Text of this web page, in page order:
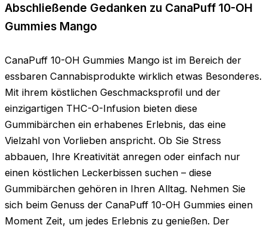
Abschließende Gedanken zu CanaPuff 10-OH
Gummies Mango
CanaPuff 10-OH Gummies Mango ist im Bereich der
essbaren Cannabisprodukte wirklich etwas Besonderes.
Mit ihrem köstlichen Geschmacksprofil und der
einzigartigen THC-O-Infusion bieten diese
Gummibärchen ein erhabenes Erlebnis, das eine
Vielzahl von Vorlieben anspricht. Ob Sie Stress
abbauen, Ihre Kreativität anregen oder einfach nur
einen köstlichen Leckerbissen suchen – diese
Gummibärchen gehören in Ihren Alltag. Nehmen Sie
sich beim Genuss der CanaPuff 10-OH Gummies einen
Moment Zeit, um jedes Erlebnis zu genießen. Der